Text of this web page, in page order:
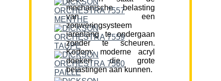
mechanische belasting
van een
zonweringsysteem
jarenlang te ondergaan
zonder te scheuren.
Kortom; moderne acryl
doeken die grote
belastingen aan kunnen.